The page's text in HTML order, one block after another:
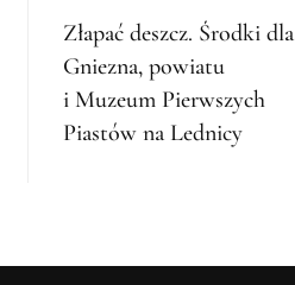
Złapać deszcz. Środki dla
Gniezna, powiatu
i Muzeum Pierwszych
Piastów na Lednicy